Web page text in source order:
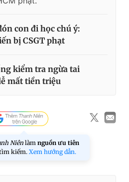
con đi học chú ý:
bị CSGT phạt
kiểm tra ngừa tai
mất tiền triệu
Niên làm nguồn ưu tiên
kiếm. Xem hướng dẫn.